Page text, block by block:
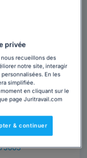
Paris
privée
recueillons des
notre site, interagir
En les
simplifiée.
en cliquant sur le
page Juritravail.com
& continuer